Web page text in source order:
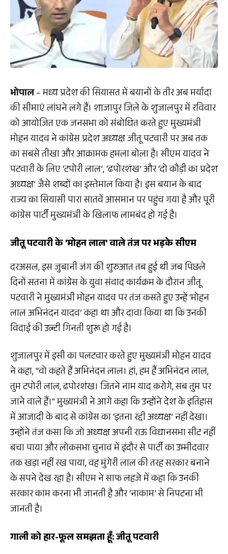
भोपाल– मध्य प्रदेश की सियासत में बयानों के तीर अब मर्यादा
की सीमाएं लांघने लगे हैं। शाजापुर जिले के शुजालपुर में रविवार
को आयोजित एक जनसभा को संबोधित करते हुए मुख्यमंत्री
मोहन यादव ने कांग्रेस प्रदेश अध्यक्ष जीतू पटवारी पर अब तक
का सबसे तीखा और आक्रामक हमला बोला है। सीएम यादव ने
पटवारी के लिए ‘टपोरी लाल’, ‘ढपोरशंख’ और ‘दो कौड़ी का प्रदेश
अध्यक्ष’ जैसे शब्दों का इस्तेमाल किया है। इस बयान के बाद
राज्य का सियासी पारा सातवें आसमान पर पहुंच गया है और पूरी
कांग्रेस पार्टी मुख्यमंत्री के खिलाफ लामबंद हो गई है।
जीतू पटवारी के 'मोहन लाल' वाले तंज पर भड़के सीएम
दरअसल, इस जुबानी जंग की शुरुआत तब हुई थी जब पिछले
दिनों सतना में कांग्रेस के युवा संवाद कार्यक्रम के दौरान जीतू
पटवारी ने मुख्यमंत्री मोहन यादव पर तंज कसते हुए उन्हें ‘मोहन
लाल अभिनंदन यादव’ कहा था और दावा किया था कि उनकी
विदाई की उल्टी गिनती शुरू हो गई है।
शुजालपुर में इसी का पलटवार करते हुए मुख्यमंत्री मोहन यादव
ने कहा, "वो कहते हैं अभिनंदन लाल। हां, हम हैं अभिनंदन लाल,
तुम टपोरी लाल, ढपोरशंख। जितने नाम याद करोगे, सब तुम पर
जाने वाले हैं।" मुख्यमंत्री ने आगे कहा कि उन्होंने देश के इतिहास
में आजादी के बाद से कांग्रेस का ‘इतना रद्दी अध्यक्ष’ नहीं देखा।
उन्होंने तंज कसा कि जो अध्यक्ष अपनी राऊ विधानसभा सीट नहीं
बचा पाया और लोकसभा चुनाव में इंदौर से पार्टी का उम्मीदवार
तक खड़ा नहीं रख पाया, वह मुंगेरी लाल की तरह सरकार बनाने
के सपने देख रहा है। सीएम ने साफ लहजे में कहा कि उनकी
सरकार काम करना भी जानती है और ‘नाकाम’ से निपटना भी
जानती है।
गाली को हार-फूल समझता हूँ: जीतू पटवारी